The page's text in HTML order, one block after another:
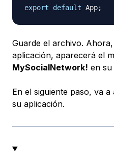
export default App;
Guarde el archivo.
aplicación, aparecerá el
MySocialNetwork! en su
En el siguiente paso, va
su aplicación.